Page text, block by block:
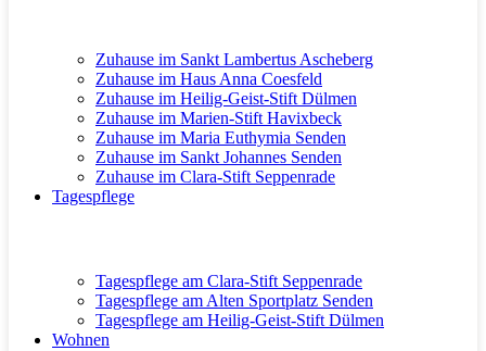
Zuhause im Sankt Lambertus Ascheberg
Zuhause im Haus Anna Coesfeld
Zuhause im Heilig-Geist-Stift Dülmen
Zuhause im Marien-Stift Havixbeck
Zuhause im Maria Euthymia Senden
Zuhause im Sankt Johannes Senden
Zuhause im Clara-Stift Seppenrade
Tagespflege
Tagespflege am Clara-Stift Seppenrade
Tagespflege am Alten Sportplatz Senden
Tagespflege am Heilig-Geist-Stift Dülmen
Wohnen